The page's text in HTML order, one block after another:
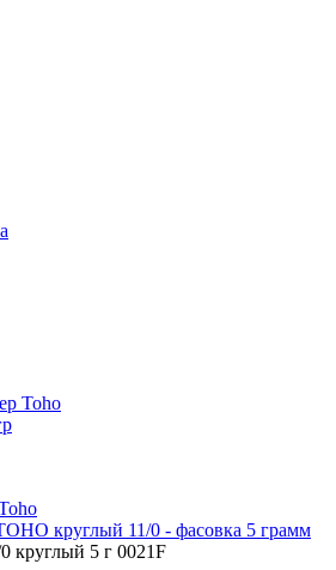
Toho
круглый 11/0 - фасовка 5 грамм
круглый 5 г 0021F